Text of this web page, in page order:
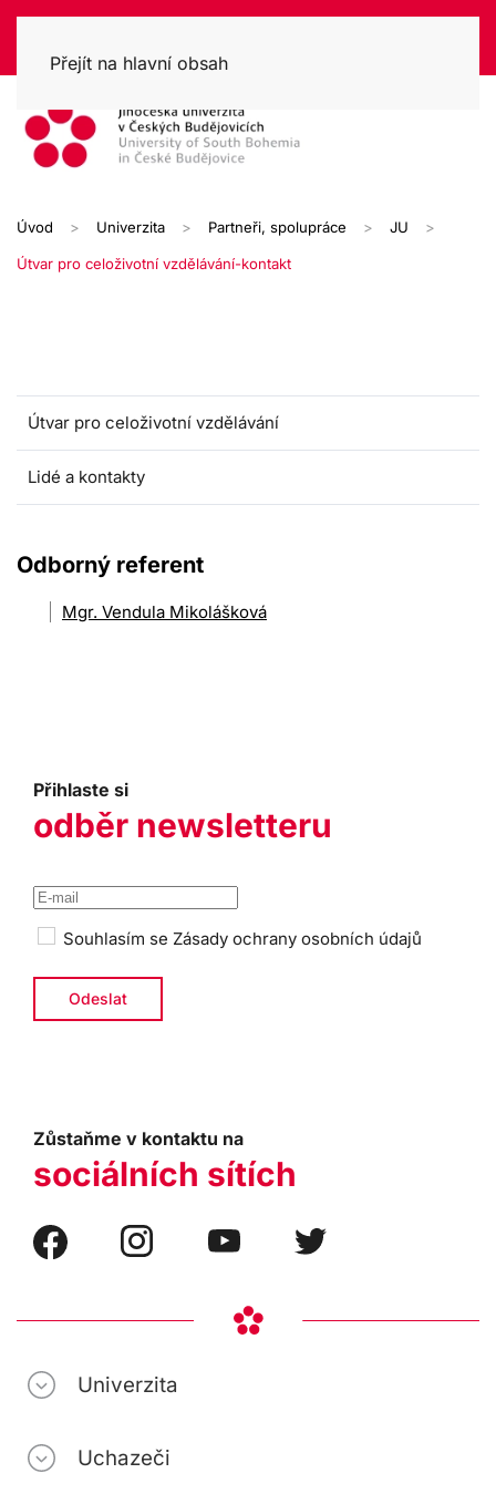
Přejít na hlavní obsah
Úvod Univerzita Partneři, spolupráce JU
Útvar pro celoživotní vzdělávání-kontakt
Útvar pro celoživotní vzdělávání
Lidé a kontakty
Odborný referent
Mgr. Vendula Mikolášková
Přihlaste si
odběr newsletteru
Souhlasím se Zásady ochrany osobních údajů
Zůstaňme v kontaktu na
sociálních sítích
Univerzita
Uchazeči